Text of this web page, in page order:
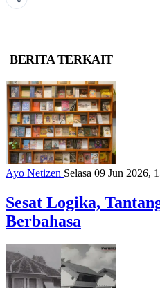
BERITA TERKAIT
Ayo Netizen Selasa 09 Jun 2026,
Sesat Logika,
Berbahasa